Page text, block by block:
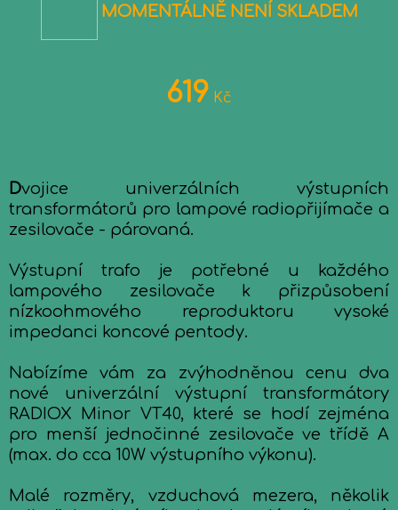
MOMENTÁLNĚ NENÍ SKLADEM
619 Kč
Dvojice univerzálních výstupních
transformátorů pro lampové radiopřijímače a
zesilovače - párovaná.
Výstupní trafo je potřebné u každého
lampového zesilovače k přizpůsobení
nízkoohmového reproduktoru vysoké
impedanci koncové pentody.
Nabízíme vám za zvýhodněnou cenu dva
nové univerzální výstupní transformátory
RADIOX Minor VT40, které se hodí zejména
pro menší jednočinné zesilovače ve třídě A
(max. do cca 10W výstupního výkonu).
Malé rozměry, vzduchová mezera, několik